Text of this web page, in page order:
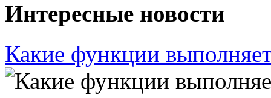
Интересные новости
Какие функции